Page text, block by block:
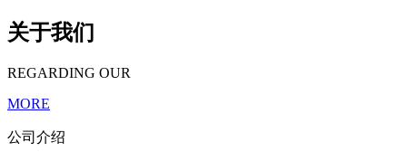
关于我们
REGARDING OUR
MORE
公司介绍